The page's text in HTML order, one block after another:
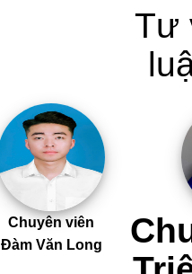
Tư
Chuyên viên
Đàm Văn Long